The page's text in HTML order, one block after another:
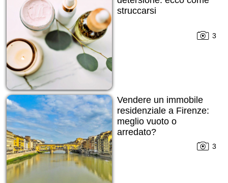
struccarsi
3
Vendere un immobile
residenziale a Firenze:
meglio vuoto o
arredato?
3